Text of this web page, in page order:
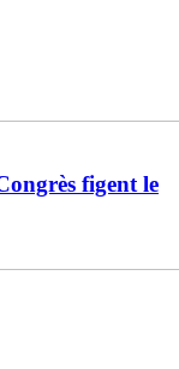
figent le